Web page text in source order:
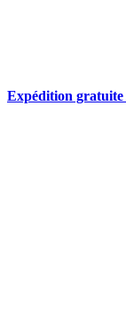
Expédition gratuite